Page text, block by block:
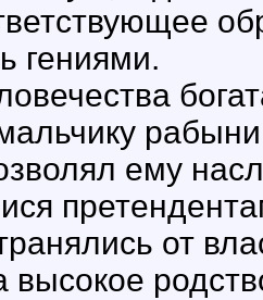
гениями.
ему
от
высокое